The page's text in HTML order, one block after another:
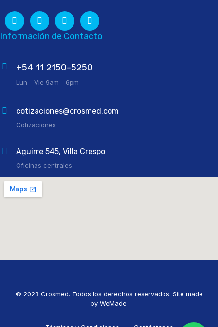
Información de Contacto
+54 11 2150-5250
Lun - Vie 9am - 6pm
cotizaciones@crosmed.com
Cotizaciones
Aguirre 545, Villa Crespo
Oficinas centrales
© 2023 Crosmed. Todos los derechos reservados. Site made
by WeMade.